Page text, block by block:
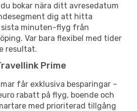
bokar nära ditt avresedatum
dig att hitta
minuten-flyg från
Var bara flexibel med tider
resultat.
Prime
får exklusiva besparingar –
rabatt på flyg, boende och
med prioriterad tillgång